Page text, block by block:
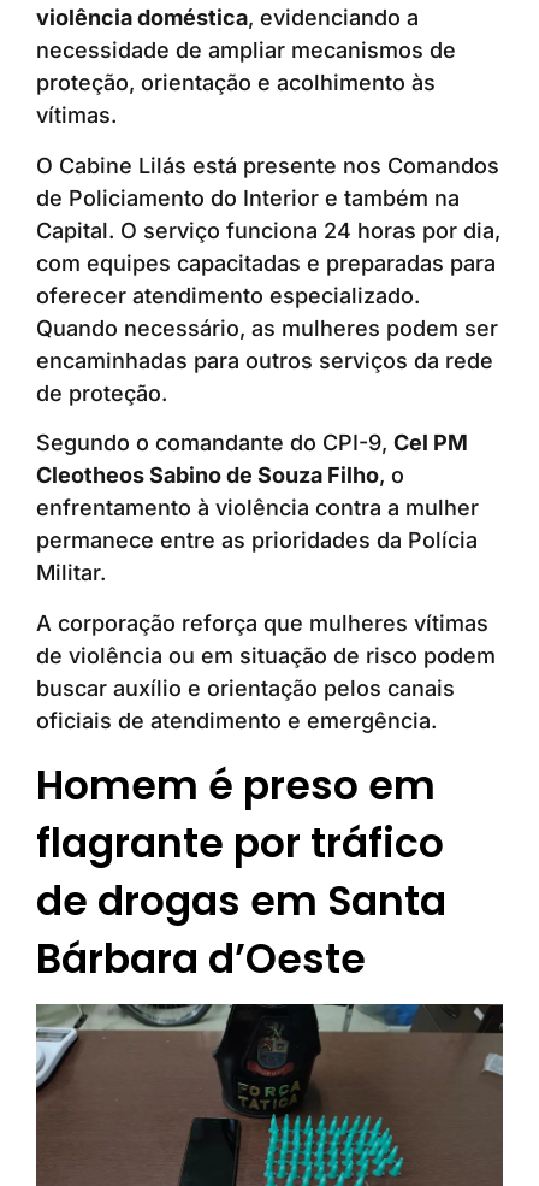
violência doméstica, evidenciando a
necessidade de ampliar mecanismos de
proteção, orientação e acolhimento às
vítimas.
O Cabine Lilás está presente nos Comandos
de Policiamento do Interior e também na
Capital. O serviço funciona 24 horas por dia,
com equipes capacitadas e preparadas para
oferecer atendimento especializado.
Quando necessário, as mulheres podem ser
encaminhadas para outros serviços da rede
de proteção.
Segundo o comandante do CPI-9, Cel PM
Cleotheos Sabino de Souza Filho, o
enfrentamento à violência contra a mulher
permanece entre as prioridades da Polícia
Militar.
A corporação reforça que mulheres vítimas
de violência ou em situação de risco podem
buscar auxílio e orientação pelos canais
oficiais de atendimento e emergência.
Homem é preso em
flagrante por tráfico
de drogas em Santa
Bárbara d’Oeste